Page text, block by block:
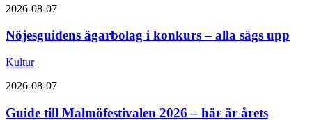
2026-08-07
Nöjesguidens ägarbolag i konkurs – alla sägs upp
Kultur
2026-08-07
Guide till Malmöfestivalen 2026 – här är årets